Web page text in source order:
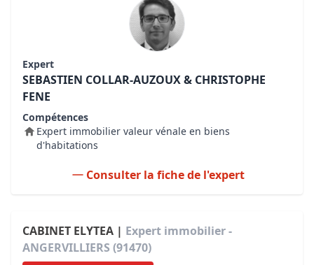
Expert
SEBASTIEN COLLAR-AUZOUX & CHRISTOPHE
FENE
Compétences
Expert immobilier valeur vénale en biens
d'habitations
Consulter la fiche de l'expert
CABINET ELYTEA | Expert immobilier -
ANGERVILLIERS (91470)